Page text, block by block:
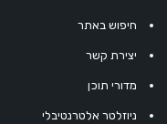
חיפוש באתר
יצירת קשר
מדורי תוכן
ניוזלטר אלטרנטיבלי